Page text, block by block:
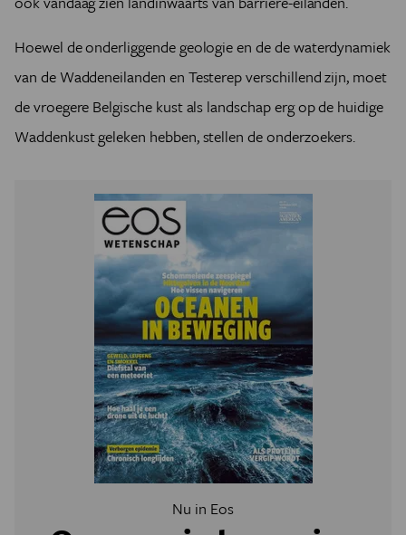
Hoewel de onderliggende geologie en de de waterdynamiek
van de Waddeneilanden en Testerep verschillend zijn, moet
de vroegere Belgische kust als landschap erg op de huidige
Waddenkust geleken hebben, stellen de onderzoekers.
Nu in Eos